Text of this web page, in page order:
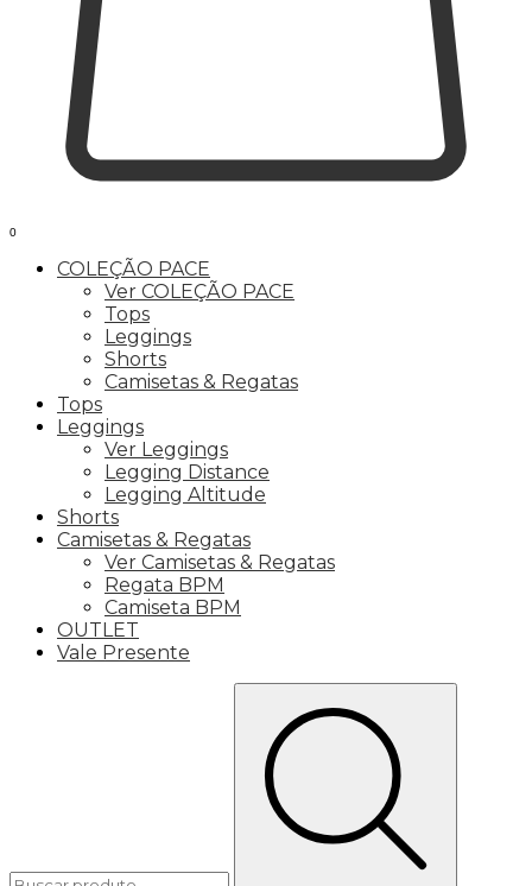
0
COLEÇÃO PACE
Ver COLEÇÃO PACE
Tops
Leggings
Shorts
Camisetas & Regatas
Tops
Leggings
Ver Leggings
Legging Distance
Legging Altitude
Shorts
Camisetas & Regatas
Ver Camisetas & Regatas
Regata BPM
Camiseta BPM
OUTLET
Vale Presente